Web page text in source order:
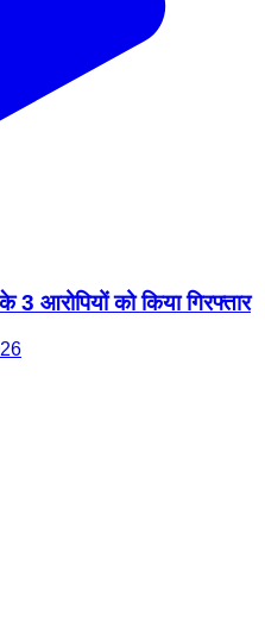
3 आरोपियों को किया गिरफ्तार